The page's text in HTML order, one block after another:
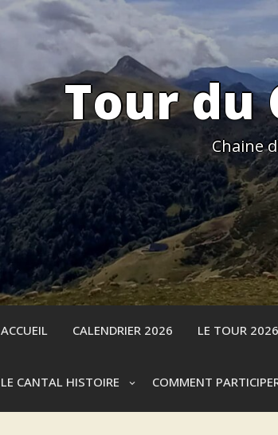
Tour du
Chaine
ACCUEIL CALENDRIER 2026 LE TOUR 2026
LE CANTAL HISTOIRE COMMENT